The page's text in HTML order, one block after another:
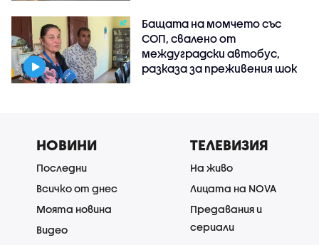
Бащата на момчето със
СОП, свалено от
междуградски автобус,
разказа за преживения шок
НОВИНИ
Последни
Всичко от днес
Моята новина
Видео
ТЕЛЕВИЗИЯ
На живо
Лицата на NOVA
Предавания и
сериали